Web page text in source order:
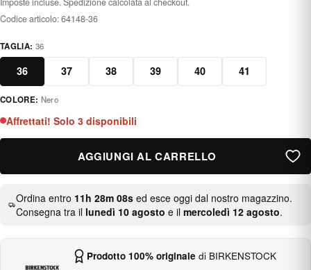
Codice articolo:64148-36
TAGLIA: 36
36 37 38 39 40 41
negro
COLORE: Nero
Affrettati! Solo 3 disponibili
AGGIUNGI AL CARRELLO
Ordina entro 11h 28m 07sed esce oggi dal nostro magazzino.
Consegna tra il lunedì 10 agosto e il mercoledì 12 agosto.
Prodotto 100% originale di BIRKENSTOCK